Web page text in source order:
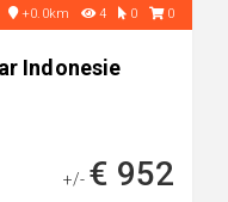
+0.0km 4 0 0
Indonesie
+/- € 952